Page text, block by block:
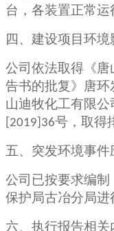
台，各装置正常运
四、建设项目环
公司依法取得《
告书的批复》唐
山迪牧化工有限公
[2019]36号，取得
五、突发环境事件
公司已按要求编
保护局古冶分局
六、执行报告相关